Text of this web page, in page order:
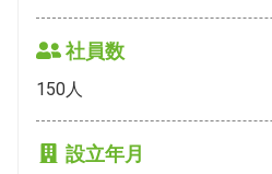
社員数
150人
設立年月